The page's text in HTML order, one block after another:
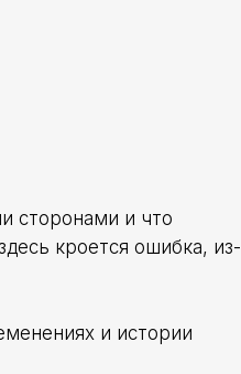
сторонами и что
кроется ошибка, из-
и истории